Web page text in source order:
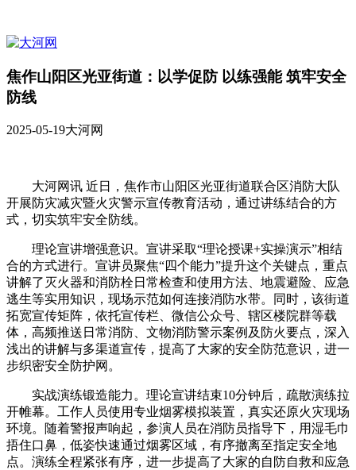
焦作山阳区光亚街道：以学促防 以练强能 筑牢安全
防线
2025-05-19大河网
大河网讯 近日，焦作市山阳区光亚街道联合区消防大队
开展防灾减灾暨火灾警示宣传教育活动，通过讲练结合的方
式，切实筑牢安全防线。
理论宣讲增强意识。宣讲采取“理论授课+实操演示”相结
合的方式进行。宣讲员聚焦“四个能力”提升这个关键点，重点
讲解了灭火器和消防栓日常检查和使用方法、地震避险、应急
逃生等实用知识，现场示范如何连接消防水带。同时，该街道
拓宽宣传矩阵，依托宣传栏、微信公众号、辖区楼院群等载
体，高频推送日常消防、文物消防警示案例及防火要点，深入
浅出的讲解与多渠道宣传，提高了大家的安全防范意识，进一
步织密安全防护网。
实战演练锻造能力。理论宣讲结束10分钟后，疏散演练拉
开帷幕。工作人员使用专业烟雾模拟装置，真实还原火灾现场
环境。随着警报声响起，参演人员在消防员指导下，用湿毛巾
捂住口鼻，低姿快速通过烟雾区域，有序撤离至指定安全地
点。演练全程紧张有序，进一步提高了大家的自防自救和应急